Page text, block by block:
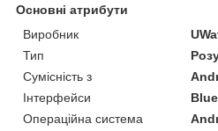
Основні атрибути
Виробник
Тип
Сумісність з
Інтерфейси
Операційна система